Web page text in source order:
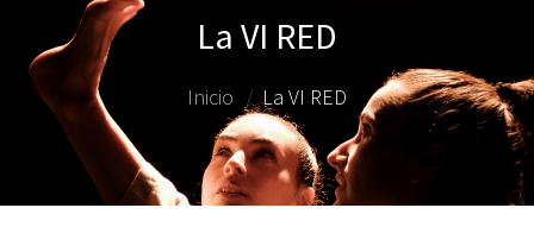
La VI RED
Inicio La VI RED